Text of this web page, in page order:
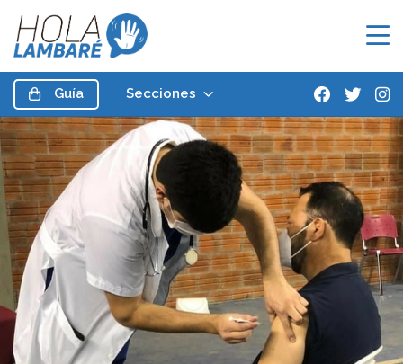
Guía Secciones